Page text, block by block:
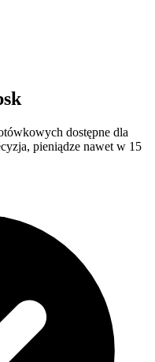
dostępne dla
pieniądze nawet w 15